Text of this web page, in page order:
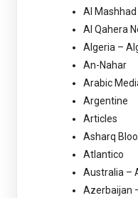
Al Mashhad
Al Qahera
Algeria –
An-Nahar
Arabic
Argentine
Articles
Asharq
Atlantico
Australia –
Azerbaijan